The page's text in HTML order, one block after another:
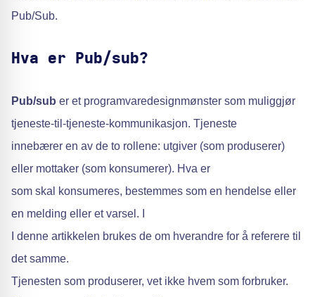
Pub/Sub.
Hva er Pub/sub?
Pub/sub er et programvaredesignmønster som muliggjør
tjeneste-til-tjeneste-kommunikasjon. Tjeneste
innebærer en av de to rollene: utgiver (som produserer)
eller mottaker (som konsumerer). Hva er
som skal konsumeres, bestemmes som en hendelse eller
en melding eller et varsel. I
I denne artikkelen brukes de om hverandre for å referere til
det samme.
Tjenesten som produserer, vet ikke hvem som forbruker.